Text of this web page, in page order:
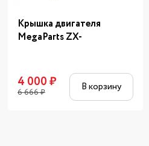
Крышка двигателя
MegaParts ZX-
4 000₽
6 666₽ В корзину